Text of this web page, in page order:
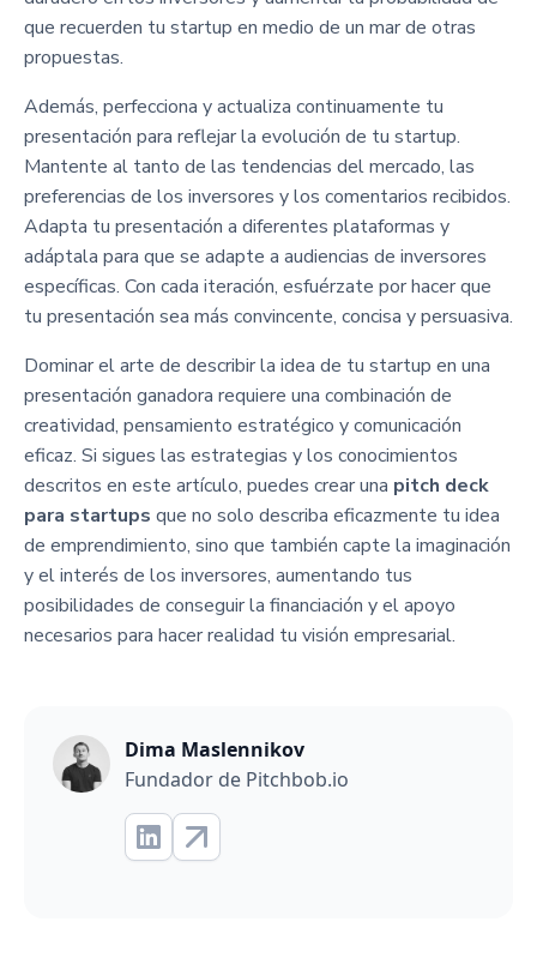
que recuerden tu startup en medio de un mar de otras
propuestas.
Además, perfecciona y actualiza continuamente tu
presentación para reflejar la evolución de tu startup.
Mantente al tanto de las tendencias del mercado, las
preferencias de los inversores y los comentarios recibidos.
Adapta tu presentación a diferentes plataformas y
adáptala para que se adapte a audiencias de inversores
específicas. Con cada iteración, esfuérzate por hacer que
tu presentación sea más convincente, concisa y persuasiva.
Dominar el arte de describir la idea de tu startup en una
presentación ganadora requiere una combinación de
creatividad, pensamiento estratégico y comunicación
eficaz. Si sigues las estrategias y los conocimientos
descritos en este artículo, puedes crear una pitch deck
para startups que no solo describa eficazmente tu idea
de emprendimiento, sino que también capte la imaginación
y el interés de los inversores, aumentando tus
posibilidades de conseguir la financiación y el apoyo
necesarios para hacer realidad tu visión empresarial.
Dima Maslennikov
Fundador de Pitchbob.io